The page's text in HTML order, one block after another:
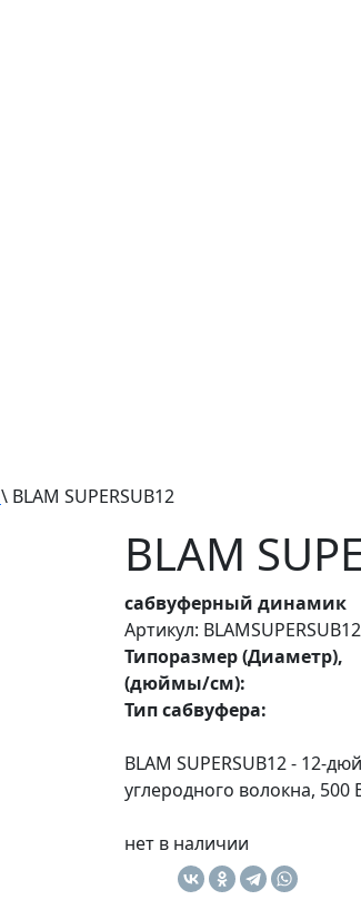
\ BLAM SUPERSUB12
BLAM
сабвуферный динамик
Артикул: BLAMSUPERSUB12
Типоразмер (Диаметр),
(дюймы/см):
Тип сабвуфера:
BLAM SUPERSUB12 - 12-
углеродного волокна,
нет в наличии